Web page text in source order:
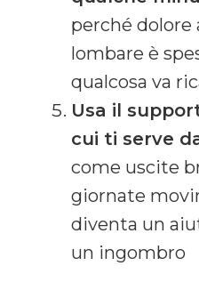
perché dolore
lombare è
qualcosa va
Usa il
cui ti serve
come uscite
giornate
diventa un
un ingombro